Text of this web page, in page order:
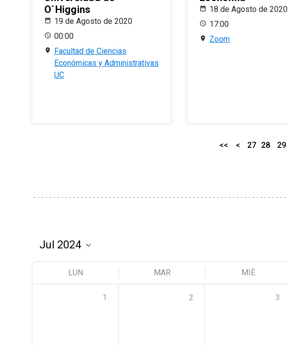
O`Higgins
19 de Agosto de 2020
00:00
Facultad de Ciencias
Económicas y Administrativas
UC
18 de Agosto de 2020
17:00
Zoom
<< < 27 28 29
LUN MAR MIÉ
1 2 3